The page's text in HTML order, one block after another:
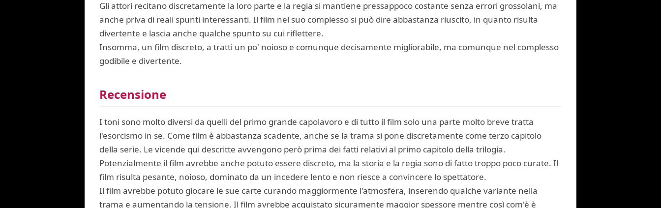
Gli attori recitano discretamente la loro parte e la regia si mantiene pressappoco costante senza errori grossolani, ma
anche priva di reali spunti interessanti. Il film nel suo complesso si può dire abbastanza riuscito, in quanto risulta
divertente e lascia anche qualche spunto su cui riflettere.
Insomma, un film discreto, a tratti un po' noioso e comunque decisamente migliorabile, ma comunque nel complesso
godibile e divertente.
Recensione
I toni sono molto diversi da quelli del primo grande capolavoro e di tutto il film solo una parte molto breve tratta
l'esorcismo in se. Come film è abbastanza scadente, anche se la trama si pone discretamente come terzo capitolo
della serie. Le vicende qui descritte avvengono però prima dei fatti relativi al primo capitolo della trilogia.
Potenzialmente il film avrebbe anche potuto essere discreto, ma la storia e la regia sono di fatto troppo poco curate. Il
film risulta pesante, noioso, dominato da un incedere lento e non riesce a convincere lo spettatore.
Il film avrebbe potuto giocare le sue carte curando maggiormente l'atmosfera, inserendo qualche variante nella
trama e aumentando la tensione. Il film avrebbe acquistato sicuramente maggior spessore mentre così com'è è